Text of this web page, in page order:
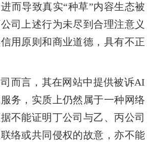
而导致真实“种草”内容生态被
司上述行为未尽到合理注意义
用原则和商业道德，具有不正
言，其在网站中提供被诉AI
务，实质上仍然属于一种网络
不能证明丁公司与乙、丙公司
络或共同侵权的故意，亦不能